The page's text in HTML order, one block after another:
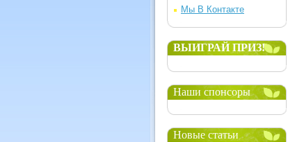
Мы В Контакте
ВЫИГРАЙ ПРИЗ!
Наши спонсоры
Новые статьи